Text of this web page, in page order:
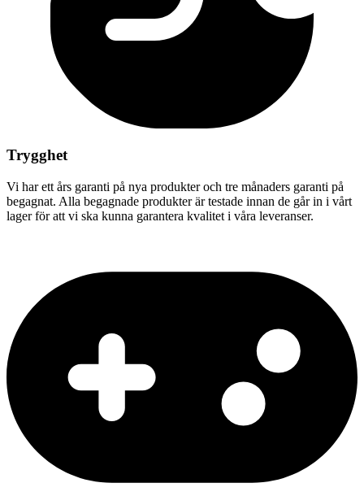
Trygghet
Vi har ett års garanti på nya produkter och tre månaders garanti på
begagnat. Alla begagnade produkter är testade innan de går in i vårt
lager för att vi ska kunna garantera kvalitet i våra leveranser.